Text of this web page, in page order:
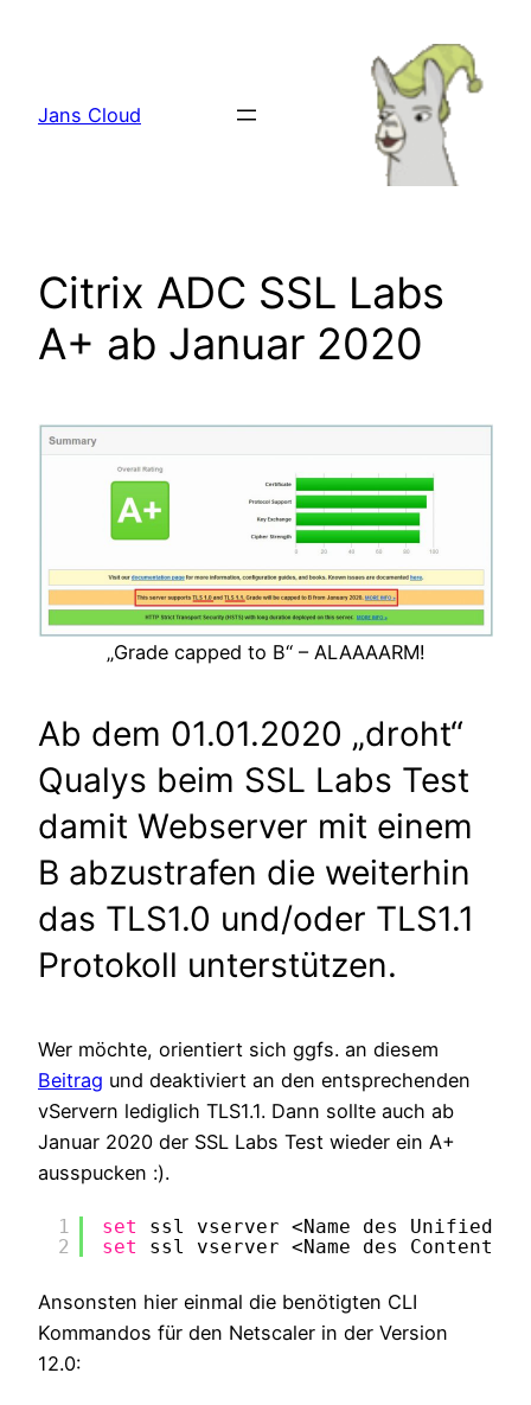
Jans Cloud
Citrix ADC SSL Labs
A+ ab Januar 2020
„Grade capped to B“ – ALAAAARM!
Ab dem 01.01.2020 „droht“
Qualys beim SSL Labs Test
damit Webserver mit einem
B abzustrafen die weiterhin
das TLS1.0 und/oder TLS1.1
Protokoll unterstützen.
Wer möchte, orientiert sich ggfs. an diesem
Beitrag und deaktiviert an den entsprechenden
vServern lediglich TLS1.1. Dann sollte auch ab
Januar 2020 der SSL Labs Test wieder ein A+
ausspucken :).
1
2
set
ssl vserver <Name des Unified
set
ssl vserver <Name des Content
Ansonsten hier einmal die benötigten CLI
Kommandos für den Netscaler in der Version
12.0: